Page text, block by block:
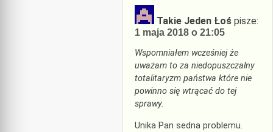
Takie Jeden Łoś pisze:
1 maja 2018 o 21:05
Wspomniałem wcześniej że
uważam to za niedopuszczalny
totalitaryzm państwa które nie
powinno się wtrącać do tej
sprawy.
Unika Pan sedna problemu.